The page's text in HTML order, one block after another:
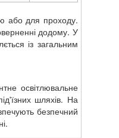
або для проходу.
додому. У
із загальним
освітлювальне
шляхів. На
безпечний